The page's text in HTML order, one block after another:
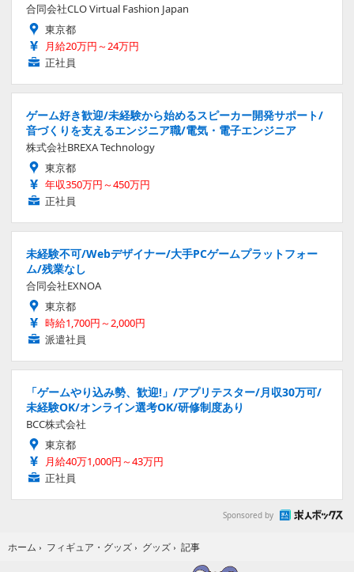
合同会社CLO Virtual Fashion Japan
東京都
月給20万円～24万円
正社員
ゲーム好き歓迎/未経験から始めるスピーカー開発サポート/
音づくりを支えるエンジニア職/電気・電子エンジニア
株式会社BREXA Technology
東京都
年収350万円～450万円
正社員
未経験不可/Webデザイナー/大手PCゲームプラットフォー
ム/残業なし
合同会社EXNOA
東京都
時給1,700円～2,000円
派遣社員
「ゲームやり込み勢、歓迎!」/アプリテスター/月収30万可/
未経験OK/オンライン選考OK/研修制度あり
BCC株式会社
東京都
月給40万1,000円～43万円
正社員
Sponsored by
ホーム › フィギュア・グッズ › グッズ › 記事